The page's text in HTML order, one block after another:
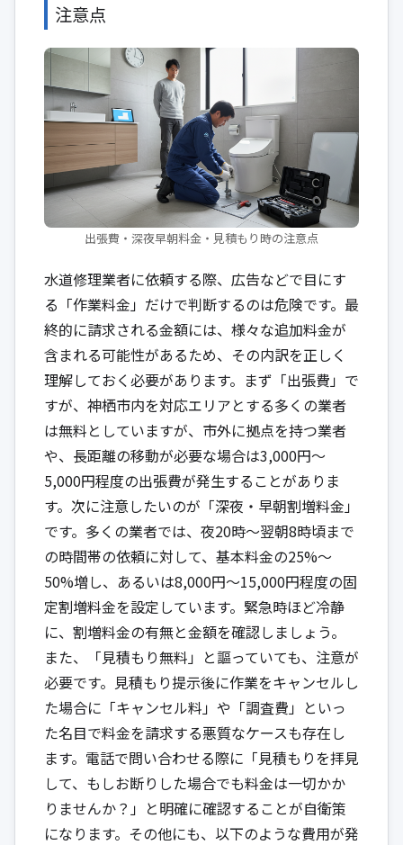
注意点
出張費・深夜早朝料金・見積もり時の注意点
水道修理業者に依頼する際、広告などで目にす
る「作業料金」だけで判断するのは危険です。最
終的に請求される金額には、様々な追加料金が
含まれる可能性があるため、その内訳を正しく
理解しておく必要があります。まず「出張費」で
すが、神栖市内を対応エリアとする多くの業者
は無料としていますが、市外に拠点を持つ業者
や、長距離の移動が必要な場合は3,000円〜
5,000円程度の出張費が発生することがありま
す。次に注意したいのが「深夜・早朝割増料金」
です。多くの業者では、夜20時〜翌朝8時頃まで
の時間帯の依頼に対して、基本料金の25%〜
50%増し、あるいは8,000円〜15,000円程度の固
定割増料金を設定しています。緊急時ほど冷静
に、割増料金の有無と金額を確認しましょう。
また、「見積もり無料」と謳っていても、注意が
必要です。見積もり提示後に作業をキャンセルし
た場合に「キャンセル料」や「調査費」といっ
た名目で料金を請求する悪質なケースも存在し
ます。電話で問い合わせる際に「見積もりを拝見
して、もしお断りした場合でも料金は一切かか
りませんか？」と明確に確認することが自衛策
になります。その他にも、以下のような費用が発